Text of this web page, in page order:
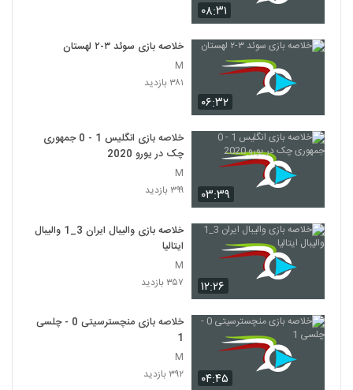
۰۸:۳۱
۰۶:۳۲
خلاصه بازی سوئد ۳-۲ لهستان
M
۳۸۱ بازدید
۰۳:۳۹
خلاصه بازی انگلیس 1 - 0 جمهوری
چک در یورو 2020
M
۳۹۹ بازدید
۱۲:۲۶
خلاصه بازی والیبال ایران 3_1 والیبال
ایتالیا
M
۳۵۷ بازدید
۰۴:۴۵
خلاصه بازی منچسترسیتی 0 - چلسی
1
M
۳۹۲ بازدید